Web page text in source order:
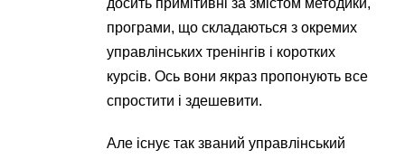
досить примітивні за змістом методики,
програми, що складаються з окремих
управлінських тренінгів і коротких
курсів. Ось вони якраз пропонують все
спростити і здешевити.
Але існує так званий управлінський